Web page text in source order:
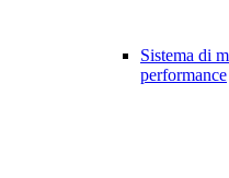
Sistema di
performance